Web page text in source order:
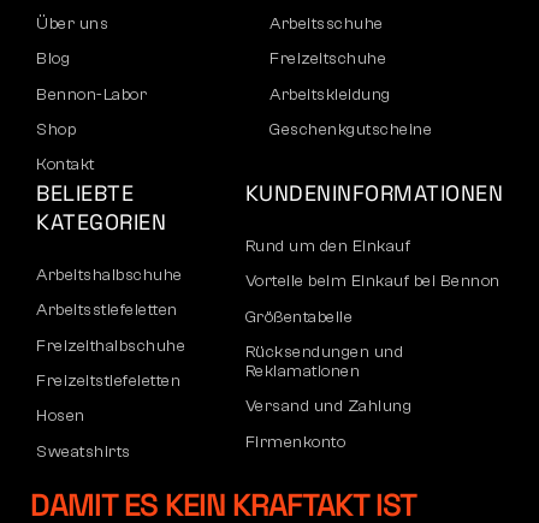
Über uns
Blog
Bennon-Labor
Shop
Kontakt
Arbeitsschuhe
Freizeitschuhe
Arbeitskleidung
Geschenkgutscheine
BELIEBTE
KATEGORIEN
Arbeitshalbschuhe
Arbeitsstiefeletten
Freizeithalbschuhe
Freizeitstiefeletten
Hosen
Sweatshirts
KUNDENINFORMATIONEN
Rund um den Einkauf
Vorteile beim Einkauf bei Bennon
Größentabelle
Rücksendungen und
Reklamationen
Versand und Zahlung
Firmenkonto
Reklamation und Garantie
DAMIT ES KEIN KRAFTAKT IST